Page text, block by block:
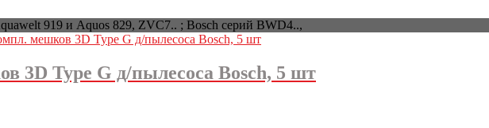
919 и Aquos 829, ZVC7.. ; Bosch серий BWD4..,
3D Type G д/пылесоса Bosch, 5 шт